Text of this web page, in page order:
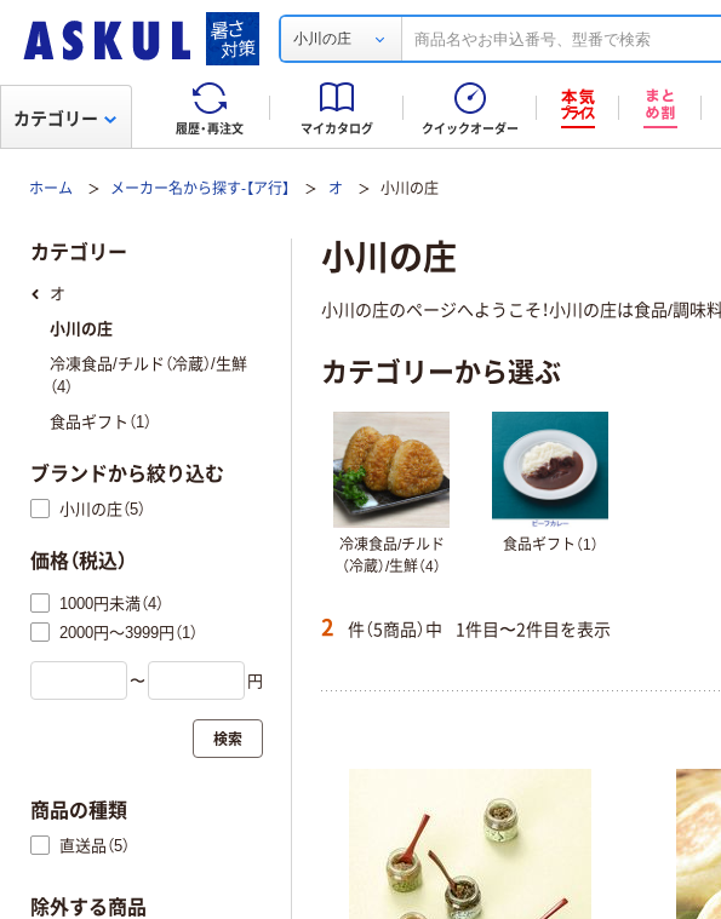
小川の庄
履歴・再注文 マイカタログ クイックオーダー
カテゴリー
ホーム メーカー名から探す-【ア行】 オ 小川の庄
小川の庄
小川の庄のページへようこそ！小川の庄は食品/調味
カテゴリーから選ぶ
冷凍食品/チルド
（冷蔵）/生鮮（4）
食品ギフト（1）
2 件（5商品）中 1件目〜2件目を表示
カテゴリー
オ
小川の庄
冷凍食品/チルド（冷蔵）/生鮮
（4）
食品ギフト（1）
ブランドから絞り込む
小川の庄（5）
価格（税込）
1000円未満（4）
2000円～3999円（1）
〜 円
検索
商品の種類
直送品（5）
除外する商品